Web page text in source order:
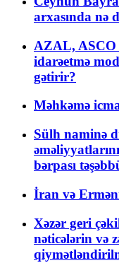
arxasında nə
AZAL, ASCO
idarəetmə
gətirir?
Məhkəmə
Sülh naminə
bərpası
İran və
Xəzər geri
nəticələrin və